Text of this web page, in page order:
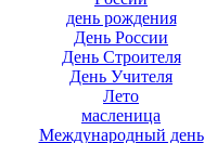
день рождения
День России
День Строителя
День Учителя
Лето
масленица
Международный день